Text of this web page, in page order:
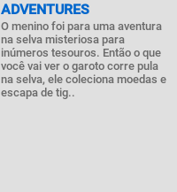
ADVENTURES
O menino foi para uma aventura
na selva misteriosa para
inúmeros tesouros. Então o que
você vai ver o garoto corre pula
na selva, ele coleciona moedas e
escapa de tig..